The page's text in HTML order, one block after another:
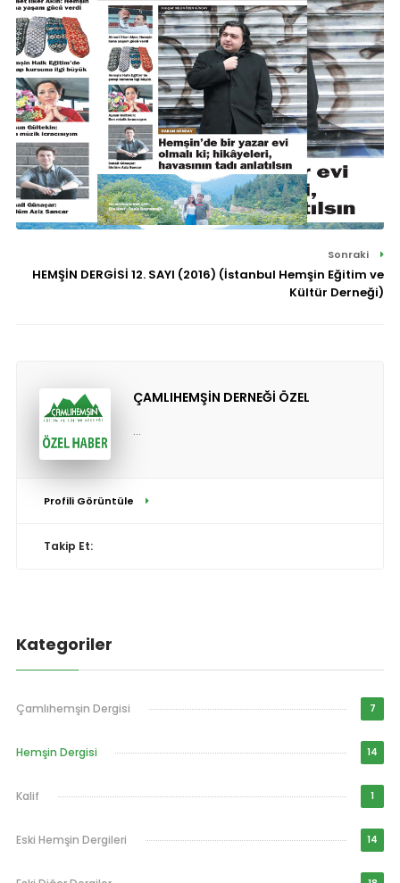
Sonraki
HEMŞİN DERGİSİ 12. SAYI (2016) (İstanbul Hemşin Eğitim ve
Kültür Derneği)
ÇAMLIHEMŞİN DERNEĞİ ÖZEL
...
Profili Görüntüle
Takip Et:
Kategoriler
Çamlıhemşin Dergisi 7
Hemşin Dergisi 14
Kalif 1
Eski Hemşin Dergileri 14